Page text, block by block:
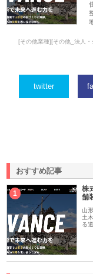
[その他業種][その他_法人・
twitter
おすすめ記事
1
株
舗
山
土
る